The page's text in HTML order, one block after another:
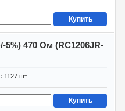
Купить
5%) 470 Ом (RC1206JR-
1127 шт
Купить